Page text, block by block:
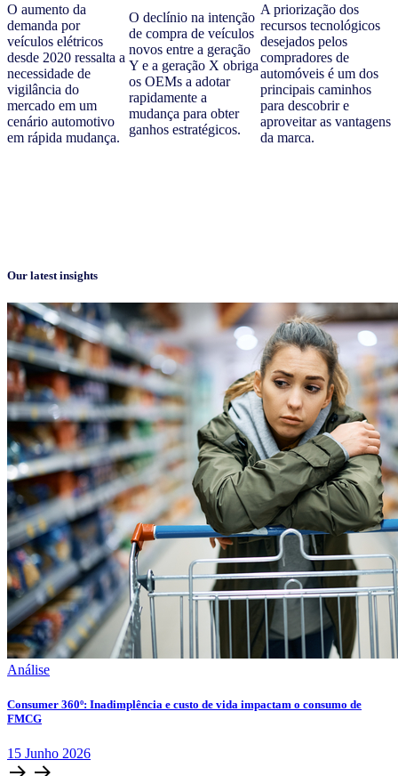
O aumento da
demanda por
veículos elétricos
desde 2020 ressalta a
necessidade de
vigilância do
mercado em um
cenário automotivo
em rápida mudança.
O declínio na intenção
de compra de veículos
novos entre a geração
Y e a geração X obriga
os OEMs a adotar
rapidamente a
mudança para obter
ganhos estratégicos.
A priorização dos
recursos tecnológicos
desejados pelos
compradores de
automóveis é um dos
principais caminhos
para descobrir e
aproveitar as vantagens
da marca.
Our latest insights
Análise
Consumer 360º: Inadimplência e custo de vida impactam o consumo de
FMCG
15 Junho 2026